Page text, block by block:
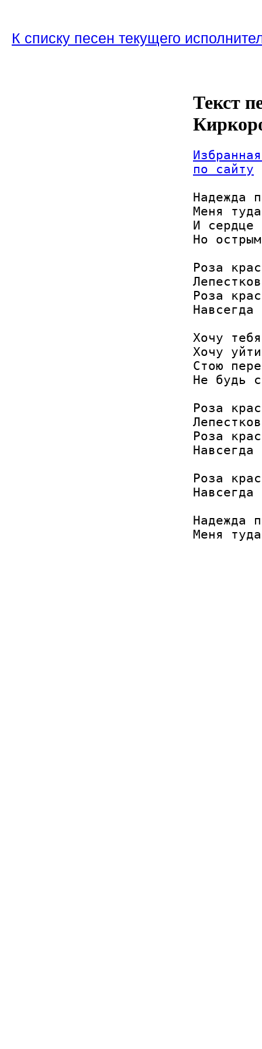
К списку песен текущего
Текст
по сайту
Надежда
Меня
И сердце
Но
Роза
Роза
Хочу
Хочу
Стою
Не будь
Роза
Роза
Роза
Надежда